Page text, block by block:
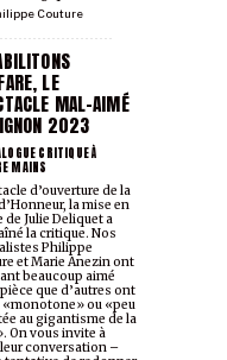
Couture
LE
MAL-AIMÉ
2023
CRITIQUE À
MAINS
d’ouverture de la
la mise en
de Julie Deliquet a
la critique. Nos
Philippe
et Marie Anezin ont
beaucoup aimé
que d’autres ont
«monotone» ou «peu
au gigantisme de la
On vous invite à
conversation –